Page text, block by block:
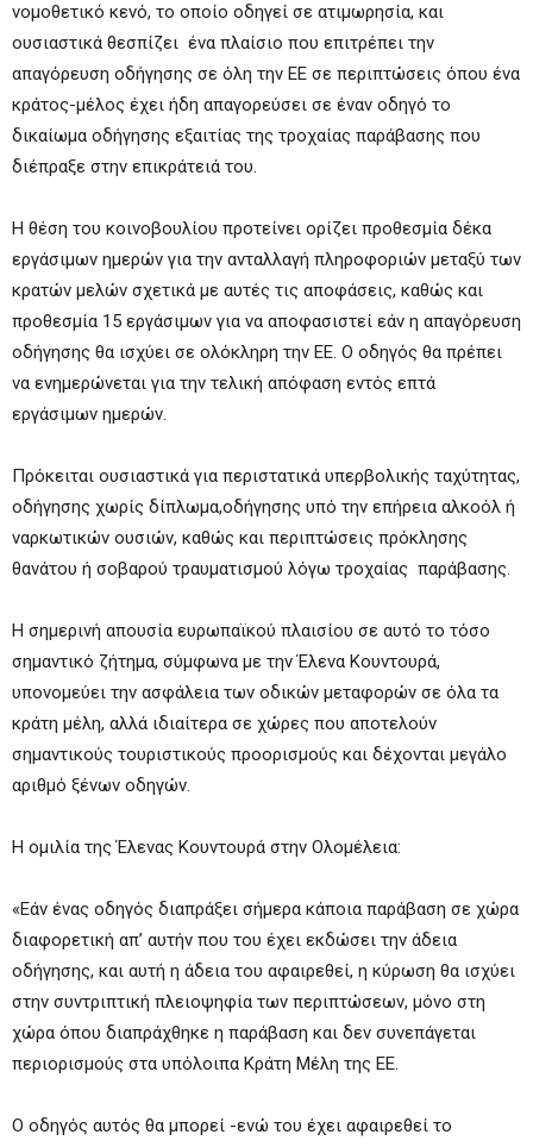
νομοθετικό κενό, το οποίο οδηγεί σε ατιμωρησία, και
ουσιαστικά θεσπίζει ένα πλαίσιο που επιτρέπει την
απαγόρευση οδήγησης σε όλη την ΕΕ σε περιπτώσεις όπου ένα
κράτος-μέλος έχει ήδη απαγορεύσει σε έναν οδηγό το
δικαίωμα οδήγησης εξαιτίας της τροχαίας παράβασης που
διέπραξε στην επικράτειά του.
Η θέση του κοινοβουλίου προτείνει ορίζει προθεσμία δέκα
εργάσιμων ημερών για την ανταλλαγή πληροφοριών μεταξύ των
κρατών μελών σχετικά με αυτές τις αποφάσεις, καθώς και
προθεσμία 15 εργάσιμων για να αποφασιστεί εάν η απαγόρευση
οδήγησης θα ισχύει σε ολόκληρη την ΕΕ. Ο οδηγός θα πρέπει
να ενημερώνεται για την τελική απόφαση εντός επτά
εργάσιμων ημερών.
Πρόκειται ουσιαστικά για περιστατικά υπερβολικής ταχύτητας,
οδήγησης χωρίς δίπλωμα,οδήγησης υπό την επήρεια αλκοόλ ή
ναρκωτικών ουσιών, καθώς και περιπτώσεις πρόκλησης
θανάτου ή σοβαρού τραυματισμού λόγω τροχαίας παράβασης.
Η σημερινή απουσία ευρωπαϊκού πλαισίου σε αυτό το τόσο
σημαντικό ζήτημα, σύμφωνα με την Έλενα Κουντουρά,
υπονομεύει την ασφάλεια των οδικών μεταφορών σε όλα τα
κράτη μέλη, αλλά ιδιαίτερα σε χώρες που αποτελούν
σημαντικούς τουριστικούς προορισμούς και δέχονται μεγάλο
αριθμό ξένων οδηγών.
H ομιλία της Έλενας Κουντουρά στην Ολομέλεια:
«Εάν ένας οδηγός διαπράξει σήμερα κάποια παράβαση σε χώρα
διαφορετική απ’ αυτήν που του έχει εκδώσει την άδεια
οδήγησης, και αυτή η άδεια του αφαιρεθεί, η κύρωση θα ισχύει
στην συντριπτική πλειοψηφία των περιπτώσεων, μόνο στη
χώρα όπου διαπράχθηκε η παράβαση και δεν συνεπάγεται
περιορισμούς στα υπόλοιπα Κράτη Μέλη της ΕΕ.
Ο οδηγός αυτός θα μπορεί -ενώ του έχει αφαιρεθεί το